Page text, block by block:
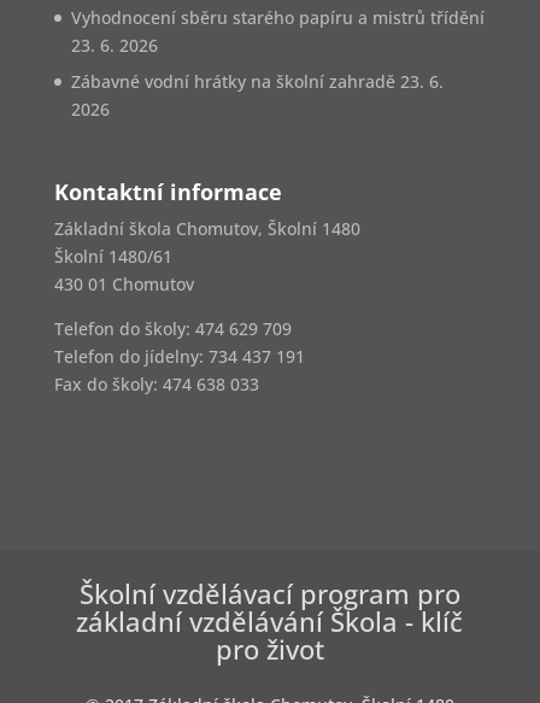
Vyhodnocení sběru starého papíru a mistrů třídění
23. 6. 2026
Zábavné vodní hrátky na školní zahradě 23. 6.
2026
Kontaktní informace
Základní škola Chomutov, Školní 1480
Školní 1480/61
430 01 Chomutov
Telefon do školy: 474 629 709
Telefon do jídelny: 734 437 191
Fax do školy: 474 638 033
Školní vzdělávací program pro
základní vzdělávání Škola - klíč
pro život